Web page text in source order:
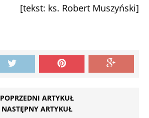
[tekst: ks. Robert Muszyński]
POPRZEDNI ARTYKUŁ
NASTĘPNY ARTYKUŁ